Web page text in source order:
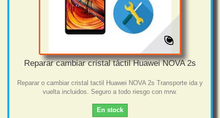
Reparar cambiar cristal táctil Huawei NOVA 2s
Reparar o cambiar cristal tactil Huawei NOVA 2s Transporte ida y
vuelta incluidos. Seguro a todo riesgo con mrw.
En stock